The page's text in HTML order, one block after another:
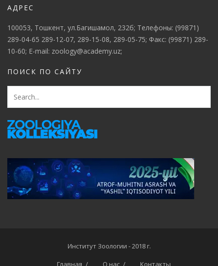
АДРЕС
100053, Тошкент, ул.Багишамол, 232б; Телефоны: (99871)
289-04-65 289-12-07, 289-15-08, 289-05-75; Факс: (99871) 289-
10-60; E-mail: zoology@academy.uz;
ПОИСК ПО САЙТУ
Институт Зоологии - 2018 г.
Главная О нас Контакты